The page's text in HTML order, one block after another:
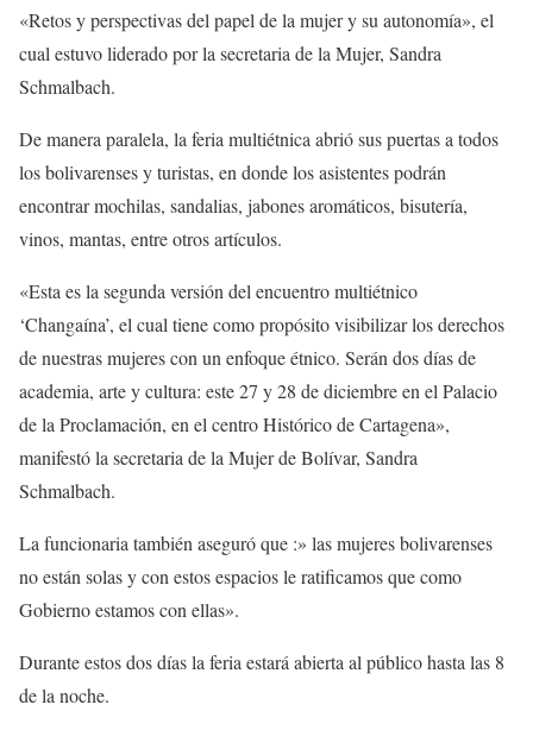
«Retos y perspectivas del papel de la mujer y su autonomía», el
cual estuvo liderado por la secretaria de la Mujer, Sandra
Schmalbach.
De manera paralela, la feria multiétnica abrió sus puertas a todos
los bolivarenses y turistas, en donde los asistentes podrán
encontrar mochilas, sandalias, jabones aromáticos, bisutería,
vinos, mantas, entre otros artículos.
«Esta es la segunda versión del encuentro multiétnico
‘Changaína’, el cual tiene como propósito visibilizar los derechos
de nuestras mujeres con un enfoque étnico. Serán dos días de
academia, arte y cultura: este 27 y 28 de diciembre en el Palacio
de la Proclamación, en el centro Histórico de Cartagena»,
manifestó la secretaria de la Mujer de Bolívar, Sandra
Schmalbach.
La funcionaria también aseguró que :» las mujeres bolivarenses
no están solas y con estos espacios le ratificamos que como
Gobierno estamos con ellas».
Durante estos dos días la feria estará abierta al público hasta las 8
de la noche.